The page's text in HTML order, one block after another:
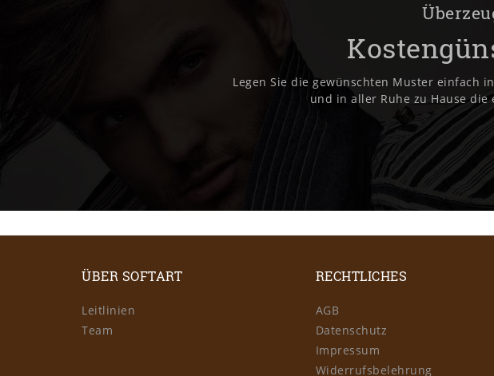
Legen Sie die gewünschten Muster einfach
und in aller Ruhe zu Hause
ÜBER SOFTART
Leitlinien
Team
RECHTLICHES
AGB
Datenschutz
Impressum
Widerrufsbelehrung